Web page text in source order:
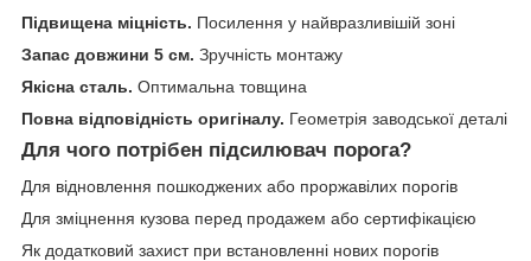
Підвищена міцність. Посилення у найвразливішій зоні
Запас довжини 5 см. Зручність монтажу
Якісна сталь. Оптимальна товщина
Повна відповідність оригіналу. Геометрія заводської деталі
Для чого потрібен підсилювач порога?
Для відновлення пошкоджених або проржавілих порогів
Для зміцнення кузова перед продажем або сертифікацією
Як додатковий захист при встановленні нових порогів